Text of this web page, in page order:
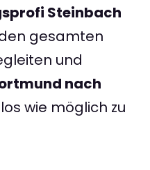
Steinbach
gesamten
und
nach
wie möglich zu